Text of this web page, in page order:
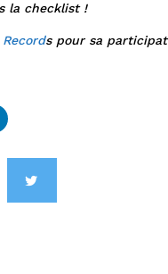
la checklist !
s pour sa